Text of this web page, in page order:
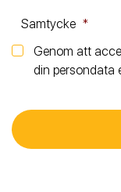
Samtycke *
Genom att
din persondata